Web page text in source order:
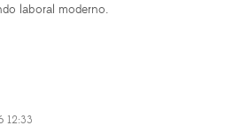
laboral moderno.
12:33